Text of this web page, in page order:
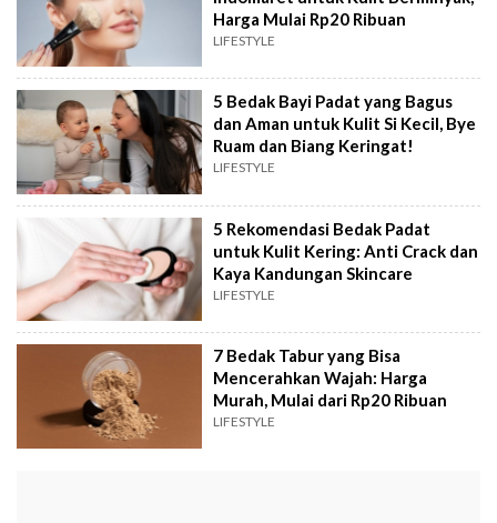
Harga Mulai Rp20 Ribuan
LIFESTYLE
5 Bedak Bayi Padat yang Bagus
dan Aman untuk Kulit Si Kecil, Bye
Ruam dan Biang Keringat!
LIFESTYLE
5 Rekomendasi Bedak Padat
untuk Kulit Kering: Anti Crack dan
Kaya Kandungan Skincare
LIFESTYLE
7 Bedak Tabur yang Bisa
Mencerahkan Wajah: Harga
Murah, Mulai dari Rp20 Ribuan
LIFESTYLE